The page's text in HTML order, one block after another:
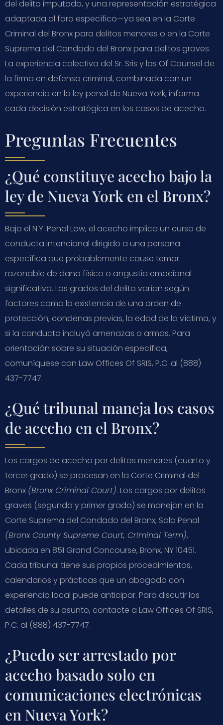
del delito imputado, y una representación estratégica
adaptada al foro específico—ya sea en la Corte
Criminal del Bronx para delitos menores o en la Corte
Suprema del Condado del Bronx para delitos graves.
La experiencia colectiva del Sr. Sris y los Of Counsel de
la firma en defensa criminal, combinada con un
experiencia en la ley penal de Nueva York, informa
cada decisión estratégica en los casos de acecho.
Preguntas Frecuentes
¿Qué constituye acecho bajo la
ley de Nueva York en el Bronx?
Bajo el N.Y. Penal Law, el acecho implica un curso de
conducta intencional dirigido a una persona
específica que probablemente cause temor
razonable de daño físico o angustia emocional
significativa. Los grados del delito varían según
factores como la existencia de una orden de
protección, condenas previas, la edad de la víctima, y
si la conducta incluyó amenazas o armas. Para
orientación sobre su situación específica,
comuníquese con Law Offices Of SRIS, P.C. al (888)
437-7747.
¿Qué tribunal maneja los casos
de acecho en el Bronx?
Los cargos de acecho por delitos menores (cuarto y
tercer grado) se procesan en la Corte Criminal del
Bronx (Bronx Criminal Court). Los cargos por delitos
graves (segundo y primer grado) se manejan en la
Corte Suprema del Condado del Bronx, Sala Penal
(Bronx County Supreme Court, Criminal Term),
ubicada en 851 Grand Concourse, Bronx, NY 10451.
Cada tribunal tiene sus propios procedimientos,
calendarios y prácticas que un abogado con
experiencia local puede anticipar. Para discutir los
detalles de su asunto, contacte a Law Offices Of SRIS,
P.C. al (888) 437-7747.
¿Puedo ser arrestado por
acecho basado solo en
comunicaciones electrónicas
en Nueva York?